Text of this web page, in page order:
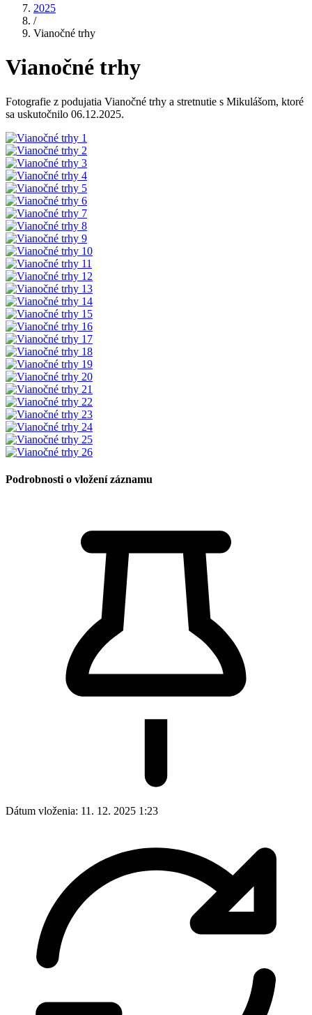
2025
/
Vianočné trhy
Vianočné trhy
Fotografie z podujatia Vianočné trhy a stretnutie s Mikulášom, ktoré
sa uskutočnilo 06.12.2025.
Podrobnosti o vložení záznamu
Dátum vloženia: 11. 12. 2025 1:23